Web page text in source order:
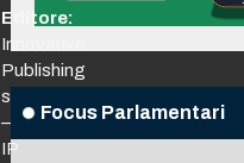
Focus Parlamentari
Editore:
Innovative
Publishing
srl
–
IP